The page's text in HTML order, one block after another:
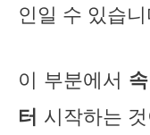
인일 수 있습
이 부분에서
터 시작하는